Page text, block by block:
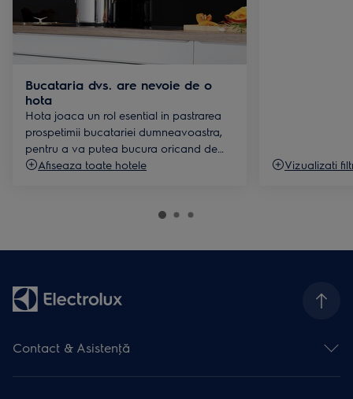
Bucataria dvs. are nevoie de o
hota
Hota joaca un rol esential in pastrarea
prospetimii bucatariei dumneavoastra,
pentru a va putea bucura oricand de
experienta placuta a gatitului.
Afiseaza toate hotele Vizualizati
Contact & Asistenţă